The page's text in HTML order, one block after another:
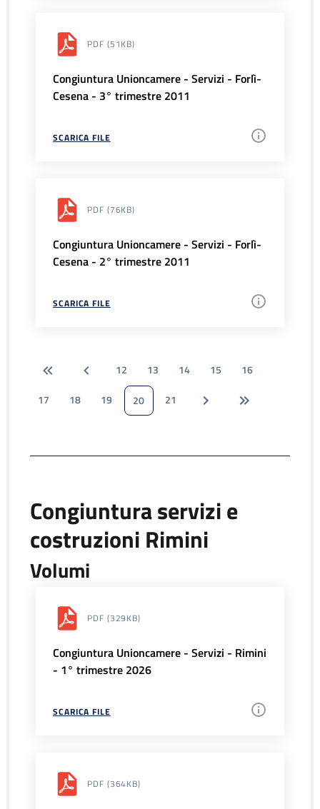
PDF (51KB)
Congiuntura Unioncamere - Servizi - Forlì-
Cesena - 3° trimestre 2011
SCARICA FILE
PDF (76KB)
Congiuntura Unioncamere - Servizi - Forlì-
Cesena - 2° trimestre 2011
SCARICA FILE
12 13 14 15
16
17
18 19 20 21
Congiuntura servizi e
costruzioni Rimini
Volumi
PDF (329KB)
Congiuntura Unioncamere - Servizi - Rimini
- 1° trimestre 2026
SCARICA FILE
PDF (364KB)